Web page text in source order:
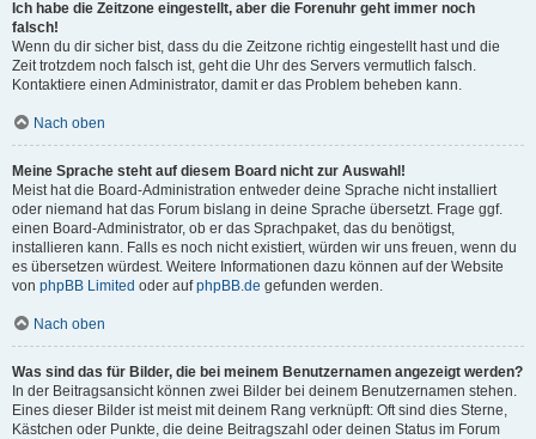
Ich habe die Zeitzone eingestellt, aber die Forenuhr geht immer noch
falsch!
Wenn du dir sicher bist, dass du die Zeitzone richtig eingestellt hast und die
Zeit trotzdem noch falsch ist, geht die Uhr des Servers vermutlich falsch.
Kontaktiere einen Administrator, damit er das Problem beheben kann.
Nach oben
Meine Sprache steht auf diesem Board nicht zur Auswahl!
Meist hat die Board-Administration entweder deine Sprache nicht installiert
oder niemand hat das Forum bislang in deine Sprache übersetzt. Frage ggf.
einen Board-Administrator, ob er das Sprachpaket, das du benötigst,
installieren kann. Falls es noch nicht existiert, würden wir uns freuen, wenn du
es übersetzen würdest. Weitere Informationen dazu können auf der Website
von phpBB Limited oder aufphpBB.de gefunden werden.
Nach oben
Was sind das für Bilder, die bei meinem Benutzernamen angezeigt werden?
In der Beitragsansicht können zwei Bilder bei deinem Benutzernamen stehen.
Eines dieser Bilder ist meist mit deinem Rang verknüpft: Oft sind dies Sterne,
Kästchen oder Punkte, die deine Beitragszahl oder deinen Status im Forum